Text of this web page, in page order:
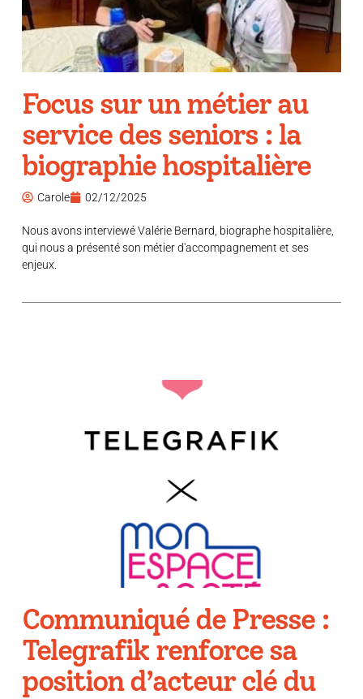
Focus sur un métier au
service des seniors : la
biographie hospitalière
Carole 02/12/2025
Nous avons interviewé Valérie Bernard, biographe hospitalière,
qui nous a présenté son métier d'accompagnement et ses
enjeux.
Communiqué de Presse :
Telegrafik renforce sa
position d’acteur clé du